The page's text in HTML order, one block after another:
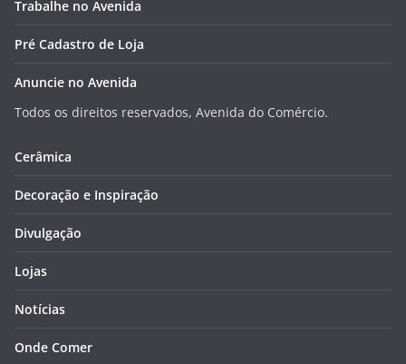
Trabalhe no Avenida
Pré Cadastro de Loja
Anuncie no Avenida
Todos os direitos reservados, Avenida do Comércio.
Cerâmica
Decoração e Inspiração
Divulgação
Lojas
Notícias
Onde Comer